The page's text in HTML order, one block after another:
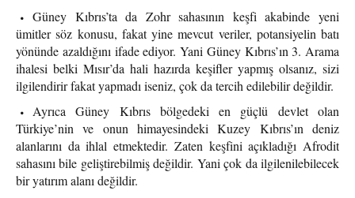
Güney Kıbrıs’ta da Zohr sahasının keşfi akabinde yeni
ümitler söz konusu, fakat yine mevcut veriler, potansiyelin batı
yönünde azaldığını ifade ediyor. Yani Güney Kıbrıs’ın 3. Arama
ihalesi belki Mısır’da hali hazırda keşifler yapmış olsanız, sizi
ilgilendirir fakat yapmadı iseniz, çok da tercih edilebilir değildir.
Ayrıca Güney Kıbrıs bölgedeki en güçlü devlet olan
Türkiye’nin ve onun himayesindeki Kuzey Kıbrıs’ın deniz
alanlarını da ihlal etmektedir. Zaten keşfini açıkladığı Afrodit
sahasını bile geliştirebilmiş değildir. Yani çok da ilgilenilebilecek
bir yatırım alanı değildir.